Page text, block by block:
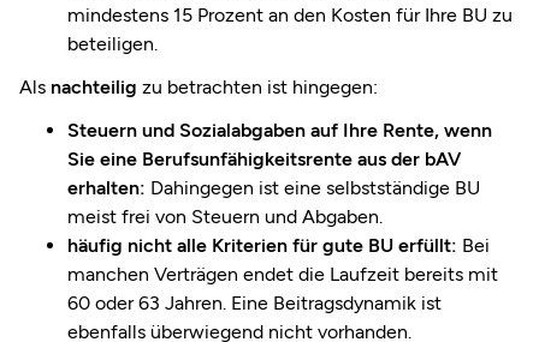
mindestens 15 Prozent an den Kosten für Ihre BU zu
beteiligen.
Als nachteilig zu betrachten ist hingegen:
Steuern und Sozialabgaben auf Ihre Rente, wenn
Sie eine Berufsunfähigkeitsrente aus der bAV
erhalten: Dahingegen ist eine selbstständige BU
meist frei von Steuern und Abgaben.
häufig nicht alle Kriterien für gute BU erfüllt: Bei
manchen Verträgen endet die Laufzeit bereits mit
60 oder 63 Jahren. Eine Beitragsdynamik ist
ebenfalls überwiegend nicht vorhanden.